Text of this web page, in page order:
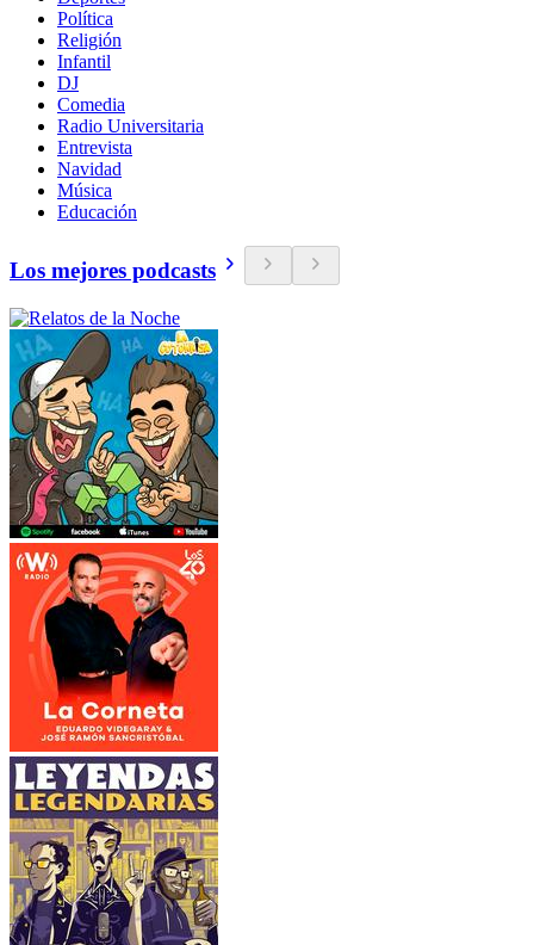
Política
Religión
Infantil
DJ
Comedia
Radio Universitaria
Entrevista
Navidad
Música
Educación
Los mejores podcasts